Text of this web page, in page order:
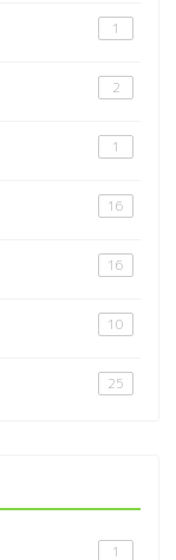
1
2
1
16
16
10
25
1